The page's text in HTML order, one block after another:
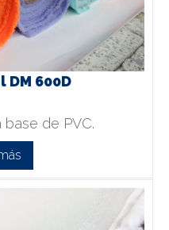
DM 600D
base de PVC.